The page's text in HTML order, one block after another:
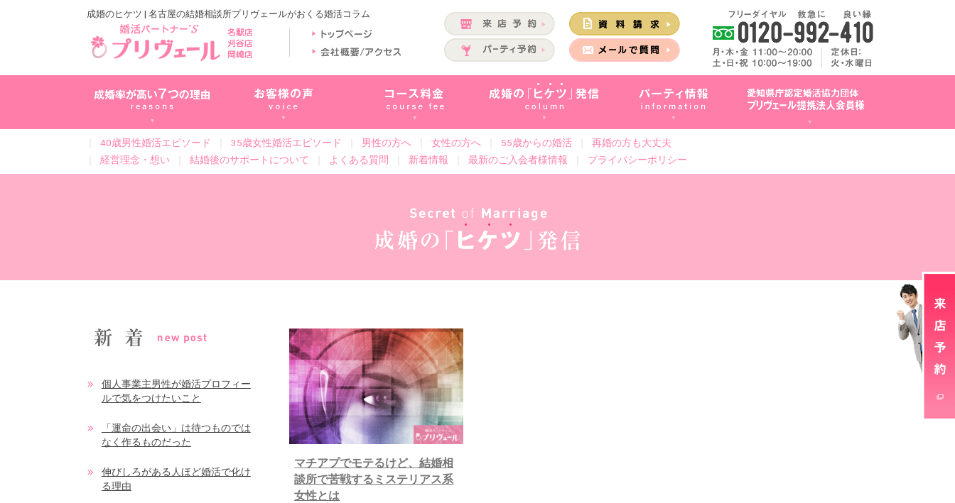
成婚のヒケツ | 名古屋の結婚相談所プリヴェールがおくる婚活コラム
40歳男性婚活エピソード 35歳女性婚活エピソード 男性の方へ 女性の方へ 55歳からの婚活 再婚の方も大丈夫
経営理念・想い 結婚後のサポートについて よくある質問 新着情報 最新のご入会者様情報 プライバシーポリシー
マチアプでモテるけど、結婚相
談所で苦戦するミステリアス系
女性とは
個人事業主男性が婚活プロフィー
ルで気をつけたいこと
「運命の出会い」は待つものでは
なく作るものだった
伸びしろがある人ほど婚活で化け
る理由